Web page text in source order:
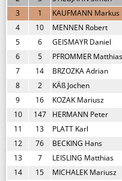
3
1 KAUFMANN Markus
4
10 MENNEN Robert
5
6 GEISMAYR Daniel
6
5 PFROMMER Matthias
7
14 BRZOZKA Adrian
8
2 KÄß Jochen
9
16 KOZAK Mariusz
10
147 HERMANN Peter
11
13 PLATT Karl
12
76 BECKING Hans
13
7 LEISLING Matthias
14
15 MICHALEK Mariusz